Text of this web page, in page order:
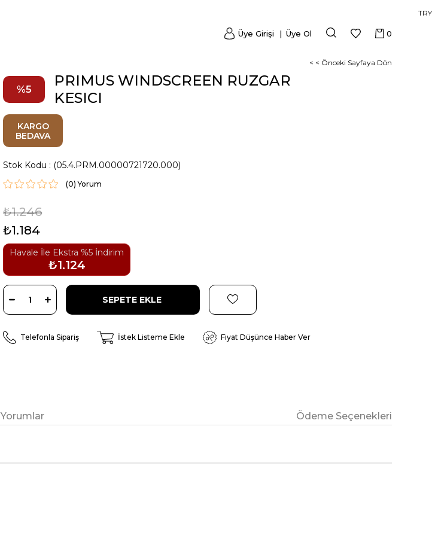
TRY
0
Üye Girişi Üye Ol
< < Önceki Sayfaya Dön
5
PRIMUS WINDSCREEN RUZGAR
KESICI
KARGO
BEDAVA
Stok Kodu (05.4.PRM.00000721720.000)
(0)
₺1.246
₺1.184
Havale İle Ekstra %5 İndirim
₺1.124
Telefonla Sipariş İstek Listeme Ekle Fiyat Düşünce Haber Ver
Yorumlar Ödeme Seçenekleri